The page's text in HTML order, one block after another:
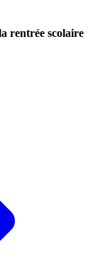
rentrée scolaire